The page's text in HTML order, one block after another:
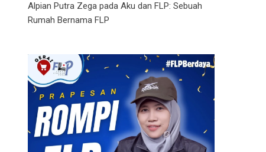
Alpian Putra Zega padaAku dan FLP: Sebuah
Rumah Bernama FLP